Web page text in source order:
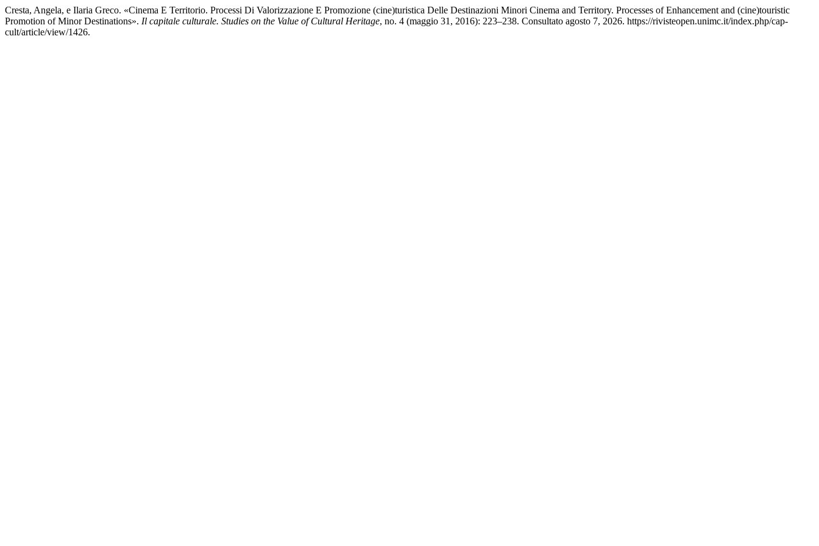
Cresta, Angela, e Ilaria Greco. «Cinema E Territorio. Processi Di Valorizzazione E Promozione (cine)turistica Delle Destinazioni Minori Cinema and Territory. Processes of Enhancement and (cine)touristic
Promotion of Minor Destinations». Il capitale culturale. Studies on the Value of Cultural Heritage, no. 4 (maggio 31, 2016): 223–238. Consultato agosto 7, 2026. https://rivisteopen.unimc.it/index.php/cap-
cult/article/view/1426.